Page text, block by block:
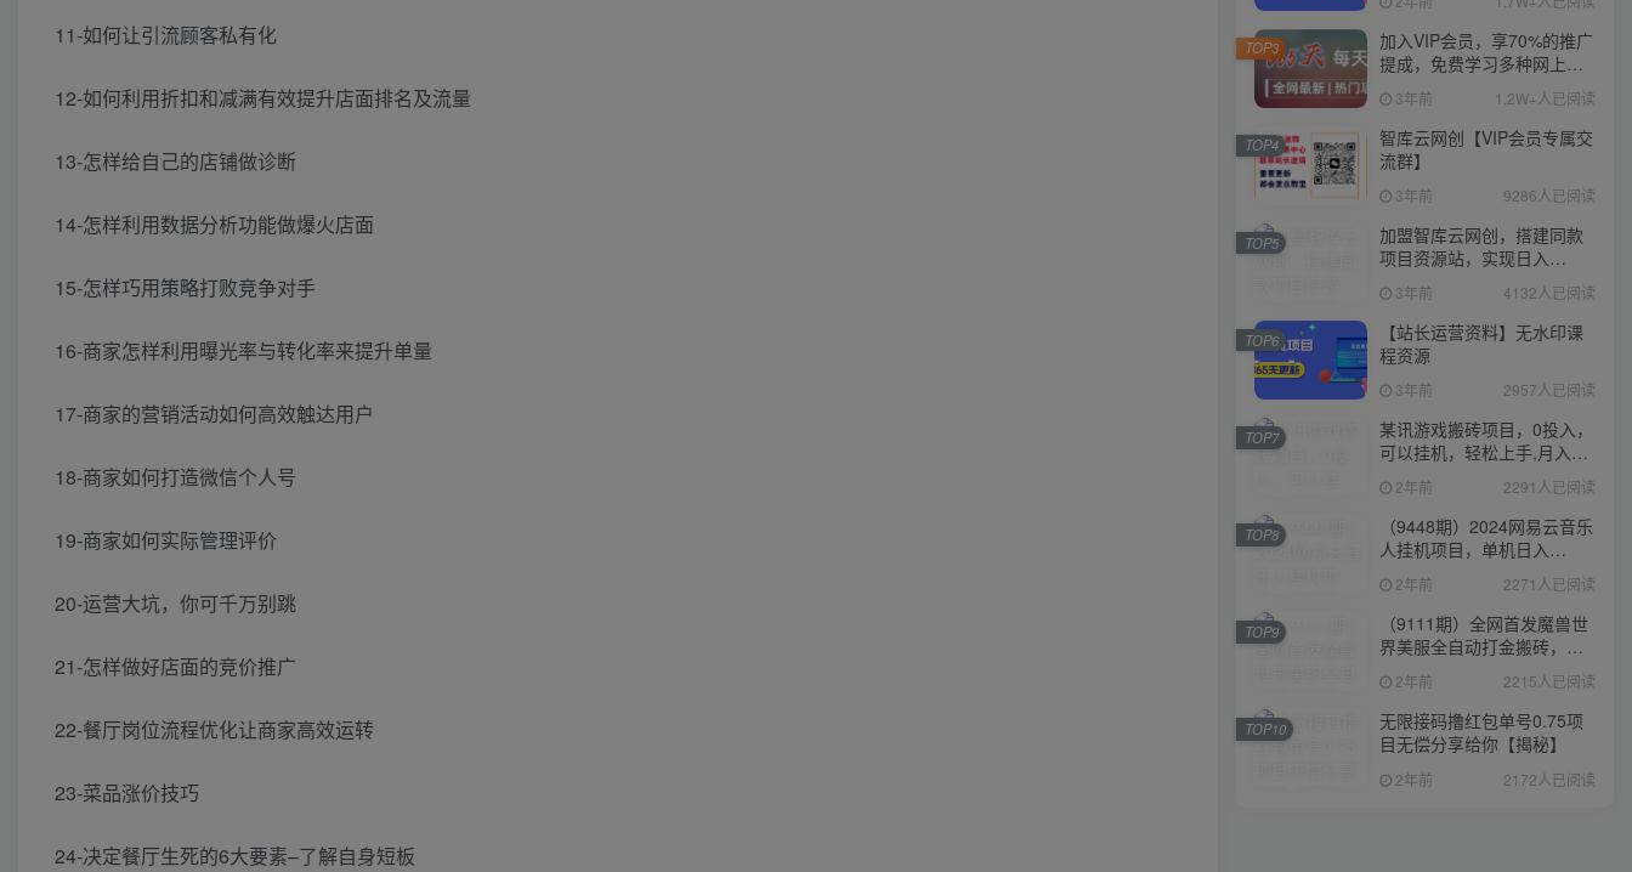
11-如何让引流顾客私有化
12-如何利用折扣和减满有效提升店面排名及流量
13-怎样给自己的店铺做诊断
14-怎样利用数据分析功能做爆火店面
15-怎样巧用策略打败竞争对手
16-商家怎样利用曝光率与转化率来提升单量
17-商家的营销活动如何高效触达用户
18-商家如何打造微信个人号
19-商家如何实际管理评价
20-运营大坑，你可千万别跳
21-怎样做好店面的竞价推广
22-餐厅岗位流程优化让商家高效运转
23-菜品涨价技巧
24-决定餐厅生死的6大要素–了解自身短板
加入VIP会员，享70%的推广
提成，免费学习多种网上创
业课程，菜鸟秒变大神！
3年前 1.2W+人已阅读
TOP3
智库云网创【VIP会员专属交
流群】
3年前 9286人已阅读
TOP4
加盟智库云网创，搭建同款
项目资源站，实现日入
2000+
3年前 4132人已阅读
TOP5
【站长运营资料】无水印课
程资源
3年前 2957人已阅读
TOP6
某讯游戏搬砖项目，0投入，
可以挂机，轻松上手,月入
3000+上不封顶
2年前 2291人已阅读
TOP7
（9448期）2024网易云音乐
人挂机项目，单机日入
150+，无脑月入5000+
2年前 2271人已阅读
TOP8
（9111期）全网首发魔兽世
界美服全自动打金搬砖，日
入1000+，简单好操作，保
姆级教学
2年前 2215人已阅读
TOP9
无限接码撸红包单号0.75项
目无偿分享给你【揭秘】
2年前 2172人已阅读
TOP10